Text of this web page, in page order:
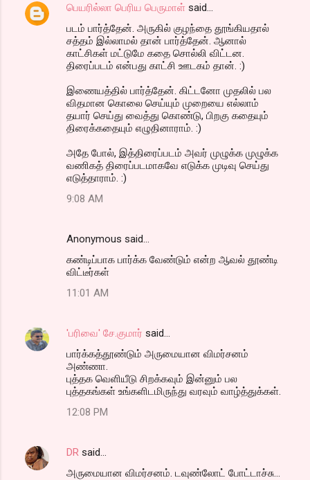
பெயரில்லா பெரிய பெருமாள் said…
படம் பார்த்தேன். அருகில் குழந்தை தூங்கியதால்
சத்தம் இல்லாமல் தான் பார்த்தேன். ஆனால்
காட்சிகள் மட்டுமே கதை சொல்லி விட்டன.
திரைப்படம் என்பது காட்சி ஊடகம் தான். :)
இணையத்தில் பார்த்தேன். கிட்டனோ முதலில் பல
விதமான கொலை செய்யும் முறையை எல்லாம்
தயார் செய்து வைத்து கொண்டு, பிறகு கதையும்
திரைக்கதையும் எழுதினாராம். :)
அதே போல், இத்திரைப்படம் அவர் முழுக்க முழுக்க
வணிகத் திரைப்படமாகவே எடுக்க முடிவு செய்து
எடுத்தாராம். :)
9:08 AM
Anonymous said…
கண்டிப்பாக பார்க்க வேண்டும் என்ற ஆவல் தூண்டி
விட்டீர்கள்
11:01 AM
'பரிவை' சே.குமார் said…
பார்க்கத்தூண்டும் அருமையான விமர்சனம்
அண்ணா.
புத்தக வெளியீடு சிறக்கவும் இன்னும் பல
புத்தகங்கள் உங்களிடமிருந்து வரவும் வாழ்த்துக்கள்.
12:08 PM
DR said…
அருமையான விமர்சனம். டவுண்லோட் போட்டாச்சு...